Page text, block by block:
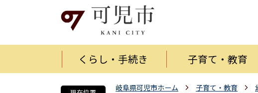
くらし・手続き 子育て・教育
岐阜県可児市ホーム 子育て・教育